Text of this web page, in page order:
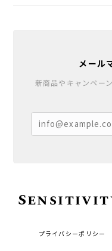
メール
新商品やキャンペー
プライバシーポリシー